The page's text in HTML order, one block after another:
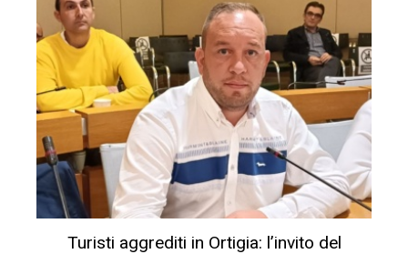
Turisti aggrediti in Ortigia: l’invito del